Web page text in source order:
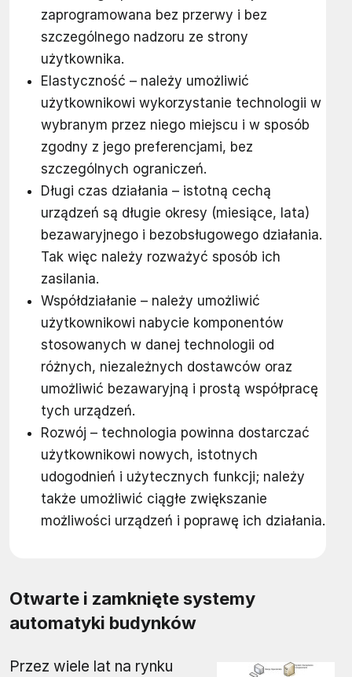
zaprogramowana bez przerwy i bez
szczególnego nadzoru ze strony
użytkownika.
Elastyczność – należy umożliwić
użytkownikowi wykorzystanie technologii w
wybranym przez niego miejscu i w sposób
zgodny z jego preferencjami, bez
szczególnych ograniczeń.
Długi czas działania – istotną cechą
urządzeń są długie okresy (miesiące, lata)
bezawaryjnego i bezobsługowego działania.
Tak więc należy rozważyć sposób ich
zasilania.
Współdziałanie – należy umożliwić
użytkownikowi nabycie komponentów
stosowanych w danej technologii od
różnych, niezależnych dostawców oraz
umożliwić bezawaryjną i prostą współpracę
tych urządzeń.
Rozwój – technologia powinna dostarczać
użytkownikowi nowych, istotnych
udogodnień i użytecznych funkcji; należy
także umożliwić ciągłe zwiększanie
możliwości urządzeń i poprawę ich działania.
Otwarte i zamknięte systemy
automatyki budynków
Przez wiele lat na rynku